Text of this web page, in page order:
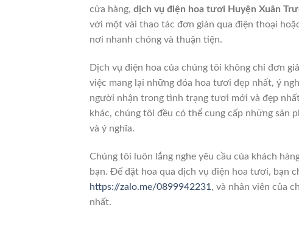
cửa hàng, dịch vụ điện hoa tươi Huyện Xuân
với một vài thao tác đơn giản qua điện thoại
nơi nhanh chóng và thuận tiện.
Dịch vụ điện hoa của chúng tôi không chỉ đơn
việc mang lại những đóa hoa tươi đẹp nhất, ý
người nhận trong tình trạng tươi mới và đẹp
khác, chúng tôi đều có thể cung cấp những
và ý nghĩa.
Chúng tôi luôn lắng nghe yêu cầu của khách
bạn. Để đặt hoa qua dịch vụ điện hoa tươi, bạn
https://zalo.me/0899942231 , và nhân viên của
nhất.